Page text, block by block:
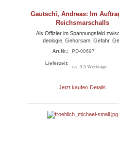
Gautschi, Andreas: Im
Reichsmarschalls
Als Offizier im Spannungsfeld
Ideologie, Gehorsam, Gefahr,
Art.Nr.: PD-08697
Lieferzeit:
ca. 3-5 Werktage
Jetzt kaufen Details